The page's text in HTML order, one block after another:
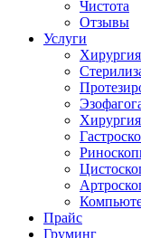
Чистота
Отзывы
Услуги
Прайс
Груминг